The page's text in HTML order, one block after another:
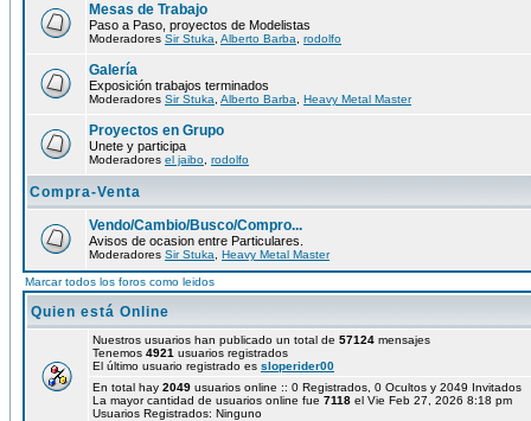
Mesas de Trabajo
Paso a Paso, proyectos de Modelistas
Moderadores Sir Stuka Alberto Barba rodolfo
Galería
Exposición trabajos terminados
Moderadores Sir Stuka Alberto Barba Heavy Metal Master
Proyectos en Grupo
Unete y participa
Moderadores el jaibo rodolfo
Compra-Venta
Vendo/Cambio/Busco/Compro...
Avisos de ocasion entre Particulares.
Moderadores Sir Stuka Heavy Metal Master
Marcar todos los foros como leidos
Quien está Online
Nuestros usuarios han publicado un total de 57124 mensajes
Tenemos 4921 usuarios registrados
El último usuario registrado es sloperider00
En total hay 2049 usuarios online :: 0 Registrados, 0 Ocultos y 2049
La mayor cantidad de usuarios online fue 7118 el Vie Feb 27, 2026 8:18 pm
Usuarios Registrados: Ninguno